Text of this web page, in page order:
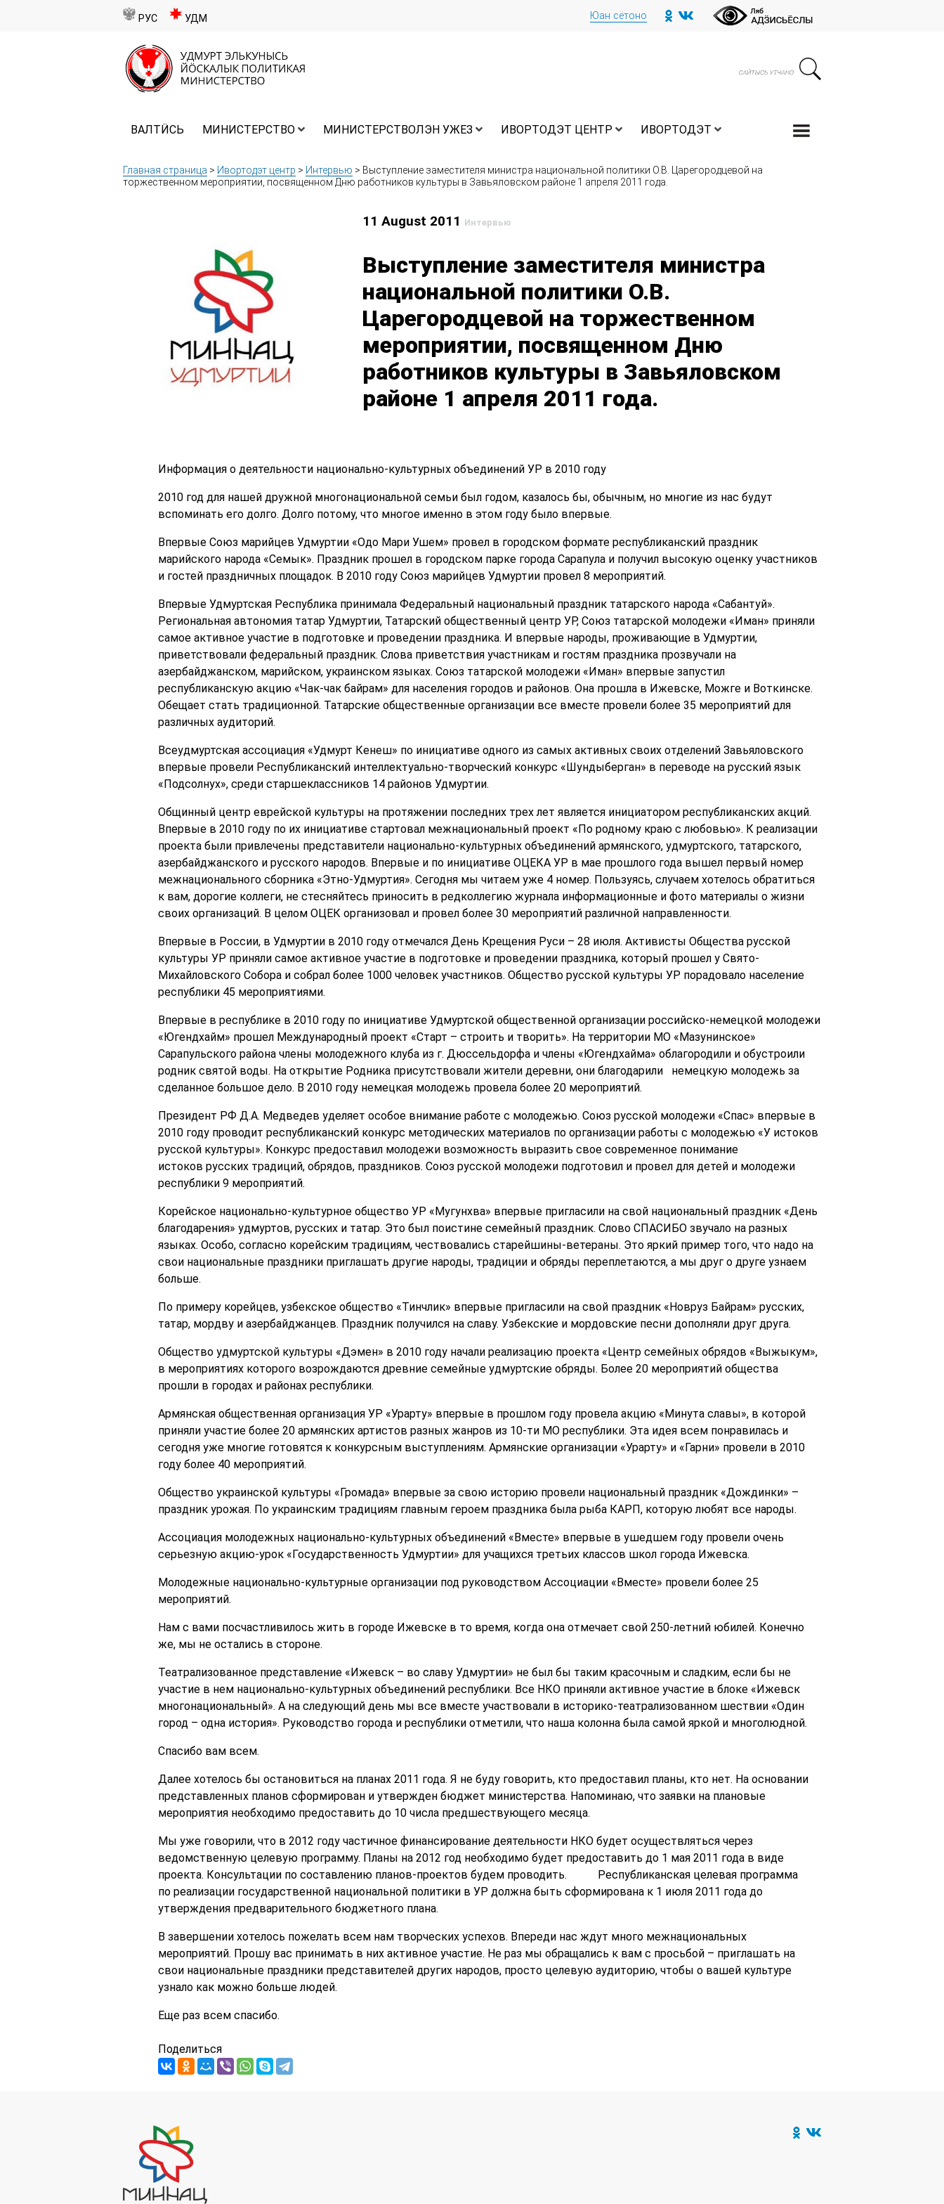
РУС УДМ Юан сётоно
ВАЛТӤСЬ МИНИСТЕРСТВО МИНИСТЕРСТВОЛЭН УЖЕЗ ИВОРТОДЭТ ЦЕНТР ИВОРТОДЭТ
Главная страница > Ивортодэт центр > Интервью > Выступление заместителя министра национальной политики О.В. Царегородцевой на
торжественном мероприятии, посвященном Дню работников культуры в Завьяловском районе 1 апреля 2011 года.
11 August 2011 Интервью
Выступление заместителя министра
национальной политики О.В.
Царегородцевой на торжественном
мероприятии, посвященном Дню
работников культуры в Завьяловском
районе 1 апреля 2011 года.
Информация о деятельности национально-культурных объединений УР в 2010 году
2010 год для нашей дружной многонациональной семьи был годом, казалось бы, обычным, но многие из нас будут
вспоминать его долго. Долго потому, что многое именно в этом году было впервые.
Впервые Союз марийцев Удмуртии «Одо Мари Ушем» провел в городском формате республиканский праздник
марийского народа «Семык». Праздник прошел в городском парке города Сарапула и получил высокую оценку участников
и гостей праздничных площадок. В 2010 году Союз марийцев Удмуртии провел 8 мероприятий.
Впервые Удмуртская Республика принимала Федеральный национальный праздник татарского народа «Сабантуй».
Региональная автономия татар Удмуртии, Татарский общественный центр УР, Союз татарской молодежи «Иман» приняли
самое активное участие в подготовке и проведении праздника. И впервые народы, проживающие в Удмуртии,
приветствовали федеральный праздник. Слова приветствия участникам и гостям праздника прозвучали на
азербайджанском, марийском, украинском языках. Союз татарской молодежи «Иман» впервые запустил
республиканскую акцию «Чак-чак байрам» для населения городов и районов. Она прошла в Ижевске, Можге и Воткинске.
Обещает стать традиционной. Татарские общественные организации все вместе провели более 35 мероприятий для
различных аудиторий.
Всеудмуртская ассоциация «Удмурт Кенеш» по инициативе одного из самых активных своих отделений Завьяловского
впервые провели Республиканский интеллектуально-творческий конкурс «Шундыберган» в переводе на русский язык
«Подсолнух», среди старшеклассников 14 районов Удмуртии.
Общинный центр еврейской культуры на протяжении последних трех лет является инициатором республиканских акций.
Впервые в 2010 году по их инициативе стартовал межнациональный проект «По родному краю с любовью». К реализации
проекта были привлечены представители национально-культурных объединений армянского, удмуртского, татарского,
азербайджанского и русского народов. Впервые и по инициативе ОЦЕКА УР в мае прошлого года вышел первый номер
межнационального сборника «Этно-Удмуртия». Сегодня мы читаем уже 4 номер. Пользуясь, случаем хотелось обратиться
к вам, дорогие коллеги, не стесняйтесь приносить в редколлегию журнала информационные и фото материалы о жизни
своих организаций. В целом ОЦЕК организовал и провел более 30 мероприятий различной направленности.
Впервые в России, в Удмуртии в 2010 году отмечался День Крещения Руси – 28 июля. Активисты Общества русской
культуры УР приняли самое активное участие в подготовке и проведении праздника, который прошел у Свято-
Михайловского Собора и собрал более 1000 человек участников. Общество русской культуры УР порадовало население
республики 45 мероприятиями.
Впервые в республике в 2010 году по инициативе Удмуртской общественной организации российско-немецкой молодежи
«Югендхайм» прошел Международный проект «Старт – строить и творить». На территории МО «Мазунинское»
Сарапульского района члены молодежного клуба из г. Дюссельдорфа и члены «Югендхайма» облагородили и обустроили
родник святой воды. На открытие Родника присутствовали жители деревни, они благодарили немецкую молодежь за
сделанное большое дело. В 2010 году немецкая молодежь провела более 20 мероприятий.
Президент РФ Д.А. Медведев уделяет особое внимание работе с молодежью. Союз русской молодежи «Спас» впервые в
2010 году проводит республиканский конкурс методических материалов по организации работы с молодежью «У истоков
русской культуры». Конкурс предоставил молодежи возможность выразить свое современное понимание
истоков русских традиций, обрядов, праздников. Союз русской молодежи подготовил и провел для детей и молодежи
республики 9 мероприятий.
Корейское национально-культурное общество УР «Мугунхва» впервые пригласили на свой национальный праздник «День
благодарения» удмуртов, русских и татар. Это был поистине семейный праздник. Слово СПАСИБО звучало на разных
языках. Особо, согласно корейским традициям, чествовались старейшины-ветераны. Это яркий пример того, что надо на
свои национальные праздники приглашать другие народы, традиции и обряды переплетаются, а мы друг о друге узнаем
больше.
По примеру корейцев, узбекское общество «Тинчлик» впервые пригласили на свой праздник «Новруз Байрам» русских,
татар, мордву и азербайджанцев. Праздник получился на славу. Узбекские и мордовские песни дополняли друг друга.
Общество удмуртской культуры «Дэмен» в 2010 году начали реализацию проекта «Центр семейных обрядов «Выжыкум»,
в мероприятиях которого возрождаются древние семейные удмуртские обряды. Более 20 мероприятий общества
прошли в городах и районах республики.
Армянская общественная организация УР «Урарту» впервые в прошлом году провела акцию «Минута славы», в которой
приняли участие более 20 армянских артистов разных жанров из 10-ти МО республики. Эта идея всем понравилась и
сегодня уже многие готовятся к конкурсным выступлениям. Армянские организации «Урарту» и «Гарни» провели в 2010
году более 40 мероприятий.
Общество украинской культуры «Громада» впервые за свою историю провели национальный праздник «Дождинки» –
праздник урожая. По украинским традициям главным героем праздника была рыба КАРП, которую любят все народы.
Ассоциация молодежных национально-культурных объединений «Вместе» впервые в ушедшем году провели очень
серьезную акцию-урок «Государственность Удмуртии» для учащихся третьих классов школ города Ижевска.
Молодежные национально-культурные организации под руководством Ассоциации «Вместе» провели более 25
мероприятий.
Нам с вами посчастливилось жить в городе Ижевске в то время, когда она отмечает свой 250-летний юбилей. Конечно
же, мы не остались в стороне.
Театрализованное представление «Ижевск – во славу Удмуртии» не был бы таким красочным и сладким, если бы не
участие в нем национально-культурных объединений республики. Все НКО приняли активное участие в блоке «Ижевск
многонациональный». А на следующий день мы все вместе участвовали в историко-театрализованном шествии «Один
город – одна история». Руководство города и республики отметили, что наша колонна была самой яркой и многолюдной.
Спасибо вам всем.
Далее хотелось бы остановиться на планах 2011 года. Я не буду говорить, кто предоставил планы, кто нет. На основании
представленных планов сформирован и утвержден бюджет министерства. Напоминаю, что заявки на плановые
мероприятия необходимо предоставить до 10 числа предшествующего месяца.
Мы уже говорили, что в 2012 году частичное финансирование деятельности НКО будет осуществляться через
ведомственную целевую программу. Планы на 2012 год необходимо будет предоставить до 1 мая 2011 года в виде
проекта. Консультации по составлению планов-проектов будем проводить. Республиканская целевая программа
по реализации государственной национальной политики в УР должна быть сформирована к 1 июля 2011 года до
утверждения предварительного бюджетного плана.
В завершении хотелось пожелать всем нам творческих успехов. Впереди нас ждут много межнациональных
мероприятий. Прошу вас принимать в них активное участие. Не раз мы обращались к вам с просьбой – приглашать на
свои национальные праздники представителей других народов, просто целевую аудиторию, чтобы о вашей культуре
узнало как можно больше людей.
Еще раз всем спасибо.
Поделиться